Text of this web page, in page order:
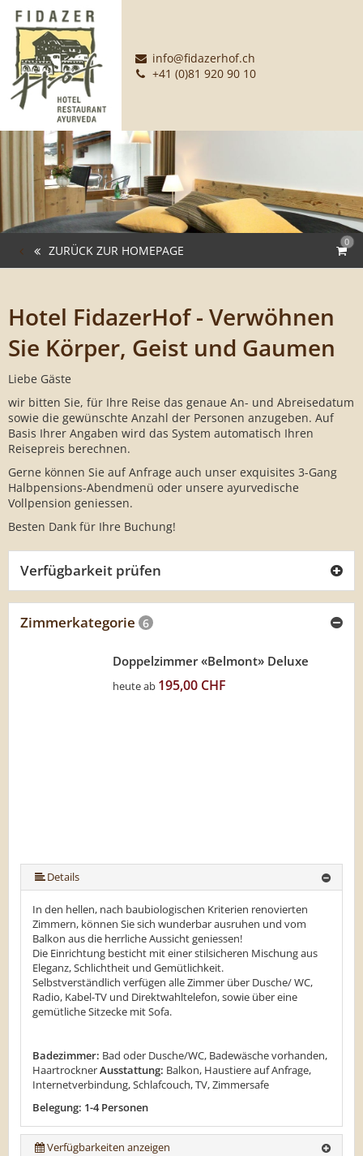
info@fidazerhof.ch
+41 (0)81 920 90 10
0
ZURÜCK ZUR HOMEPAGE
Hotel FidazerHof - Verwöhnen
Sie Körper, Geist und Gaumen
Liebe Gäste
wir bitten Sie, für Ihre Reise das genaue An- und Abreisedatum
sowie die gewünschte Anzahl der Personen anzugeben. Auf
Basis Ihrer Angaben wird das System automatisch Ihren
Reisepreis berechnen.
Gerne können Sie auf Anfrage auch unser exquisites 3-Gang
Halbpensions-Abendmenü oder unsere ayurvedische
Vollpension geniessen.
Besten Dank für Ihre Buchung!
Verfügbarkeit prüfen
Zimmerkategorie 6
Doppelzimmer «Belmont» Deluxe
heute ab 195,00 CHF
Details
In den hellen, nach baubiologischen Kriterien renovierten
Zimmern, können Sie sich wunderbar ausruhen und vom
Balkon aus die herrliche Aussicht geniessen!
Die Einrichtung besticht mit einer stilsicheren Mischung aus
Eleganz, Schlichtheit und Gemütlichkeit.
Selbstverständlich verfügen alle Zimmer über Dusche/ WC,
Radio, Kabel-TV und Direktwahltelefon, sowie über eine
gemütliche Sitzecke mit Sofa.
Badezimmer: Bad oder Dusche/WC, Badewäsche vorhanden,
HaartrocknerAusstattung: Balkon, Haustiere auf Anfrage,
Internetverbindung, Schlafcouch, TV, Zimmersafe
Belegung: 1-4 Personen
Verfügbarkeiten anzeigen